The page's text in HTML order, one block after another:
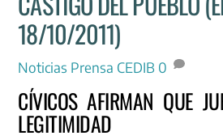
18/10/2011)
Noticias Prensa CEDIB 0
CÍVICOS AFIRMAN QUE
LEGITIMIDAD